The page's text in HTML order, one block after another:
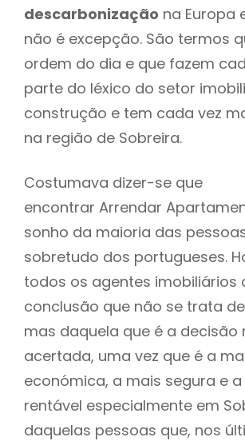
descarbonização na Europa
não é excepção. São termos
ordem do dia e que fazem
parte do léxico do setor
construção e tem cada vez
na região de Sobreira.
Costumava dizer-se que
encontrar Arrendar
sonho da maioria das
sobretudo dos portugueses.
todos os agentes imobiliários
conclusão que não se trata
mas daquela que é a decisão
acertada, uma vez que é a
económica, a mais segura e
rentável especialmente em
daquelas pessoas que, nos